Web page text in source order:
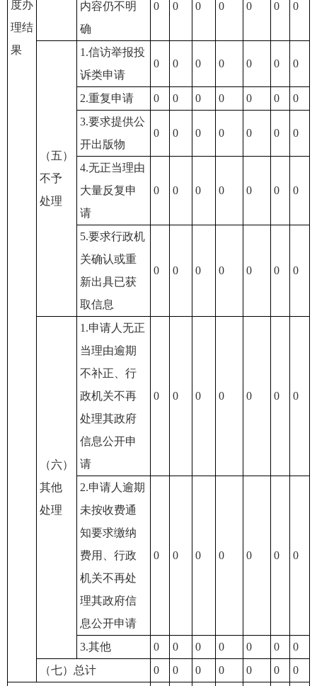
度办
理结
果
内容仍不明
确
0 0 0 0 0 0 0
（五）
不予
处理
1.信访举报投
诉类申请
0 0 0 0 0 0 0
2.重复申请 0 0 0 0 0 0
0
3.要求提供公
开出版物
0 0 0 0 0 0 0
4.无正当理由
大量反复申
请
0 0 0 0 0 0 0
5.要求行政机
关确认或重
新出具已获
取信息
0 0 0 0 0 0 0
（六）
其他
处理
1.申请人无正
当理由逾期
不补正、行
政机关不再
处理其政府
信息公开申
请
0 0 0 0 0 0 0
2.申请人逾期
未按收费通
知要求缴纳
费用、行政
机关不再处
理其政府信
息公开申请
0 0 0 0 0 0 0
3.其他 0 0 0 0 0 0
0
（七）总计
0 0 0 0 0 0
0